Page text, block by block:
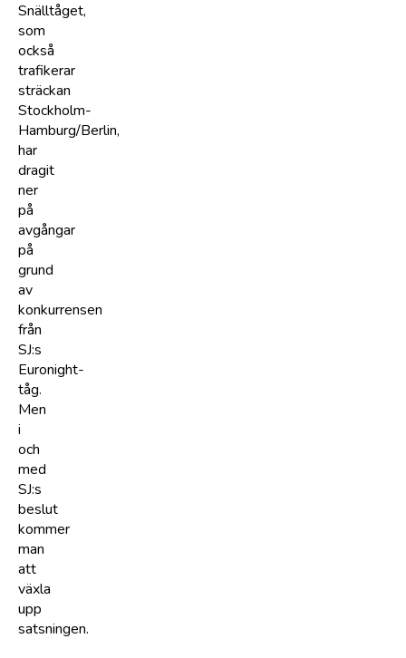
Snälltåget,
som
också
trafikerar
sträckan
Stockholm-
Hamburg/Berlin,
har
dragit
ner
på
avgångar
på
grund
av
konkurrensen
från
SJ:s
Euronight-
tåg.
Men
i
och
med
SJ:s
beslut
kommer
man
att
växla
upp
satsningen.